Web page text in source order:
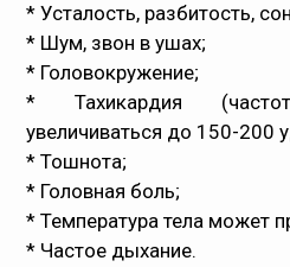
* Усталость, разбитость,
* Шум, звон в ушах;
* Головокружение;
* Тахикардия
увеличиваться до 150-200
* Тошнота;
* Головная боль;
* Температура тела может
* Частое дыхание.